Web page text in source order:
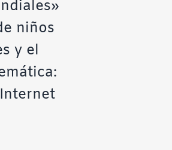
niños
y el